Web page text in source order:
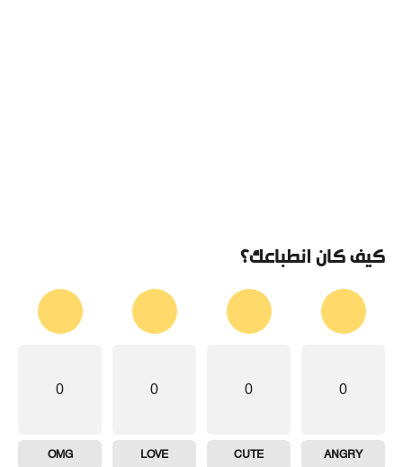
كيف كان انطباعك؟
0
ANGRY
0
CUTE
0
LOVE
0
OMG